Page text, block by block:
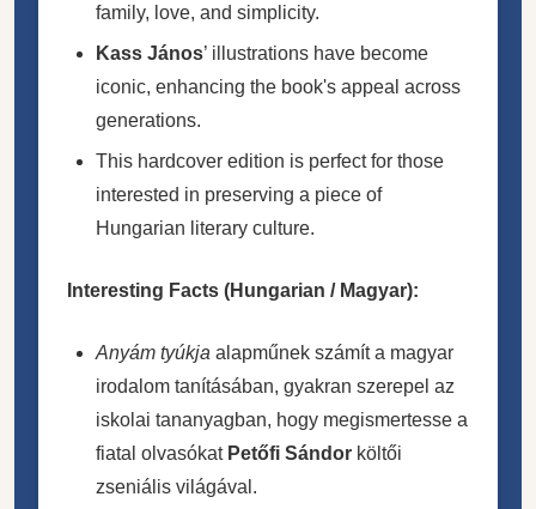
family, love, and simplicity.
Kass János’ illustrations have become
iconic, enhancing the book's appeal across
generations.
This hardcover edition is perfect for those
interested in preserving a piece of
Hungarian literary culture.
Interesting Facts (Hungarian / Magyar):
Anyám tyúkja alapműnek számít a magyar
irodalom tanításában, gyakran szerepel az
iskolai tananyagban, hogy megismertesse a
fiatal olvasókat Petőfi Sándor költői
zseniális világával.